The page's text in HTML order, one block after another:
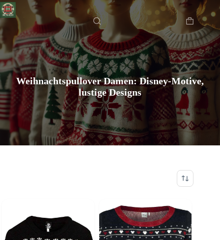
Zum
Inhalt
springen
Warenkorb
Startseite
Weihnachtspullover Damen: Disney-Motive,
lustige Designs